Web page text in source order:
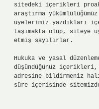
sitedeki içerikleri
araştırma
üyelerimiz yazdıkları
taşımakta olup, siteye
etmiş sayılırlar.
Hukuka ve yasal
düşündüğünüz içerikleri,
adresine bildirmeniz
süre içerisinde